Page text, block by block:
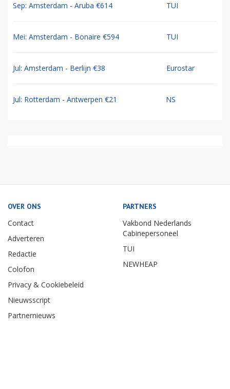
Sep: Amsterdam - Aruba €614 TUI
Mei: Amsterdam - Bonaire €594 TUI
Jul: Amsterdam - Berlijn €38 Eurostar
Jul: Rotterdam - Antwerpen €21 NS
OVER ONS
Contact
Adverteren
Redactie
Colofon
Privacy & Cookiebeleid
Nieuwsscript
Partnernieuws
PARTNERS
Vakbond Nederlands
Cabinepersoneel
TUI
NEWHEAP